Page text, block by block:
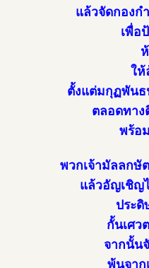
แล้วจัดกอง
เพื่อ
ให้
ตั้งแต่มกุฏพันธ
ตลอดทาง
พร้อ
พวกเจ้ามัลลกษั
แล้วอัญเชิญ
ประ
กั้นเศว
จากนั้น
พ้นจาก